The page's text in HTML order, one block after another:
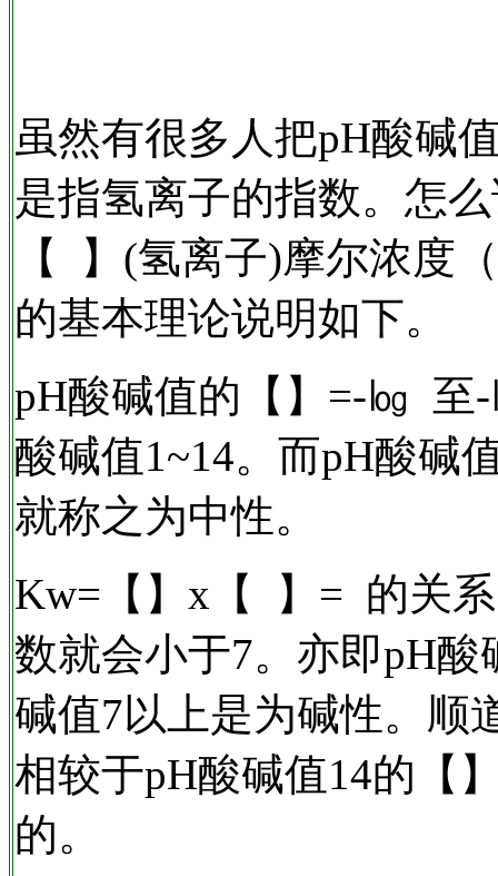
虽然有很多人把pH酸碱
是指氢离子的指数。怎
【 】(氢离子)摩尔浓度
的基本理论说明如下。
pH酸碱值的【】=-㏒ 至
酸碱值1~14。而pH酸碱
就称之为中性。
Kw=【】x【 】= 的关
数就会小于7。亦即pH
碱值7以上是为碱性。
相较于pH酸碱值14的【
的。